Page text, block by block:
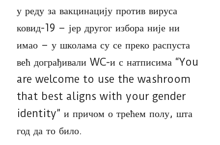
у реду за вакцинацију против вируса
ковид-19 – јер другог избора није ни
имао – у школама су се преко распуста
већ дограђивали WC-и с натписима “You
are welcome to use the washroom
that best aligns with your gender
identity” и причом о трећем полу, шта
год да то било.